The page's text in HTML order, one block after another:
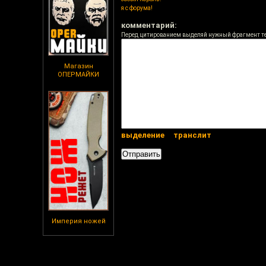
Магазин
ОПЕРМАЙКИ
Империя ножей
я с форума!
комментарий:
Перед цитированием выделяй нужный фрагмент
выделение транслит